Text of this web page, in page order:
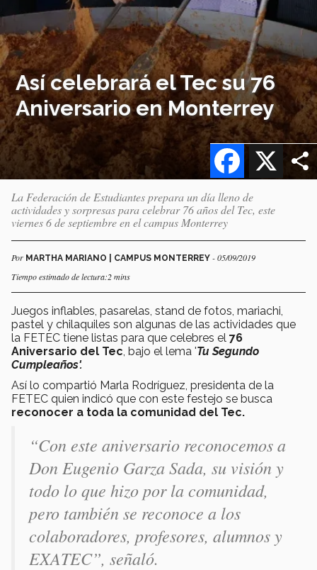
Así celebrará el Tec su 76
Aniversario en Monterrey
X
Facebook
La Federación de Estudiantes prepara un día lleno de
actividades y sorpresas para celebrar 76 años del Tec, este
viernes 6 de septiembre en el campus Monterrey
Por MARTHA MARIANO | CAMPUS MONTERREY - 05/09/2019
Tiempo estimado de lectura:2 mins
Juegos inflables, pasarelas, stand de fotos, mariachi,
pastel y chilaquiles son algunas de las actividades que
la FETEC tiene listas para que celebres el 76
Aniversario del Tec , bajo el lema 'Tu Segundo
Cumpleaños'.
Así lo compartió Marla Rodríguez, presidenta de la
FETEC quien indicó que con este festejo se busca
reconocer a toda la comunidad del Tec.
“Con este aniversario reconocemos a
Don Eugenio Garza Sada, su visión y
todo lo que hizo por la comunidad,
pero también se reconoce a los
colaboradores, profesores, alumnos y
EXATEC”, señaló.